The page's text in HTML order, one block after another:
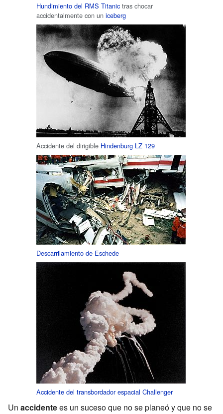
Hundimiento del RMS Titanic tras chocar
accidentalmente con un iceberg
Accidente del dirigible Hindenburg LZ 129
Descarrilamiento de Eschede
Accidente del transbordador espacial Challenger
Un accidentees un suceso que no se planeó y que no se